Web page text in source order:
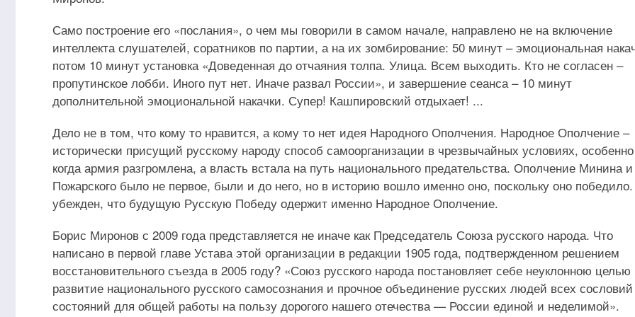
Само построение его «послания», о чем мы говорили в самом начале, направлено не на включение
интеллекта слушателей, соратников по партии, а на их зомбирование: 50 минут – эмоциональная
потом 10 минут установка «Доведенная до отчаяния толпа. Улица. Всем выходить. Кто не согласен –
пропутинское лобби. Иного пут нет. Иначе развал России», и завершение сеанса – 10 минут
дополнительной эмоциональной накачки. Супер! Кашпировский отдыхает! ...
Дело не в том, что кому то нравится, а кому то нет идея Народного Ополчения. Народное Ополчение –
исторически присущий русскому народу способ самоорганизации в чрезвычайных условиях, особенно
когда армия разгромлена, а власть встала на путь национального предательства. Ополчение Минина и
Пожарского было не первое, были и до него, но в историю вошло именно оно, поскольку оно
убежден, что будущую Русскую Победу одержит именно Народное Ополчение.
Борис Миронов с 2009 года представляется не иначе как Председатель Союза русского народа. Что
написано в первой главе Устава этой организации в редакции 1905 года, подтвержденном решением
восстановительного съезда в 2005 году? «Союз русского народа постановляет себе неуклонною целью
развитие национального русского самосознания и прочное объединение русских людей всех
состояний для общей работы на пользу дорогого нашего отечества — России единой и неделимой».